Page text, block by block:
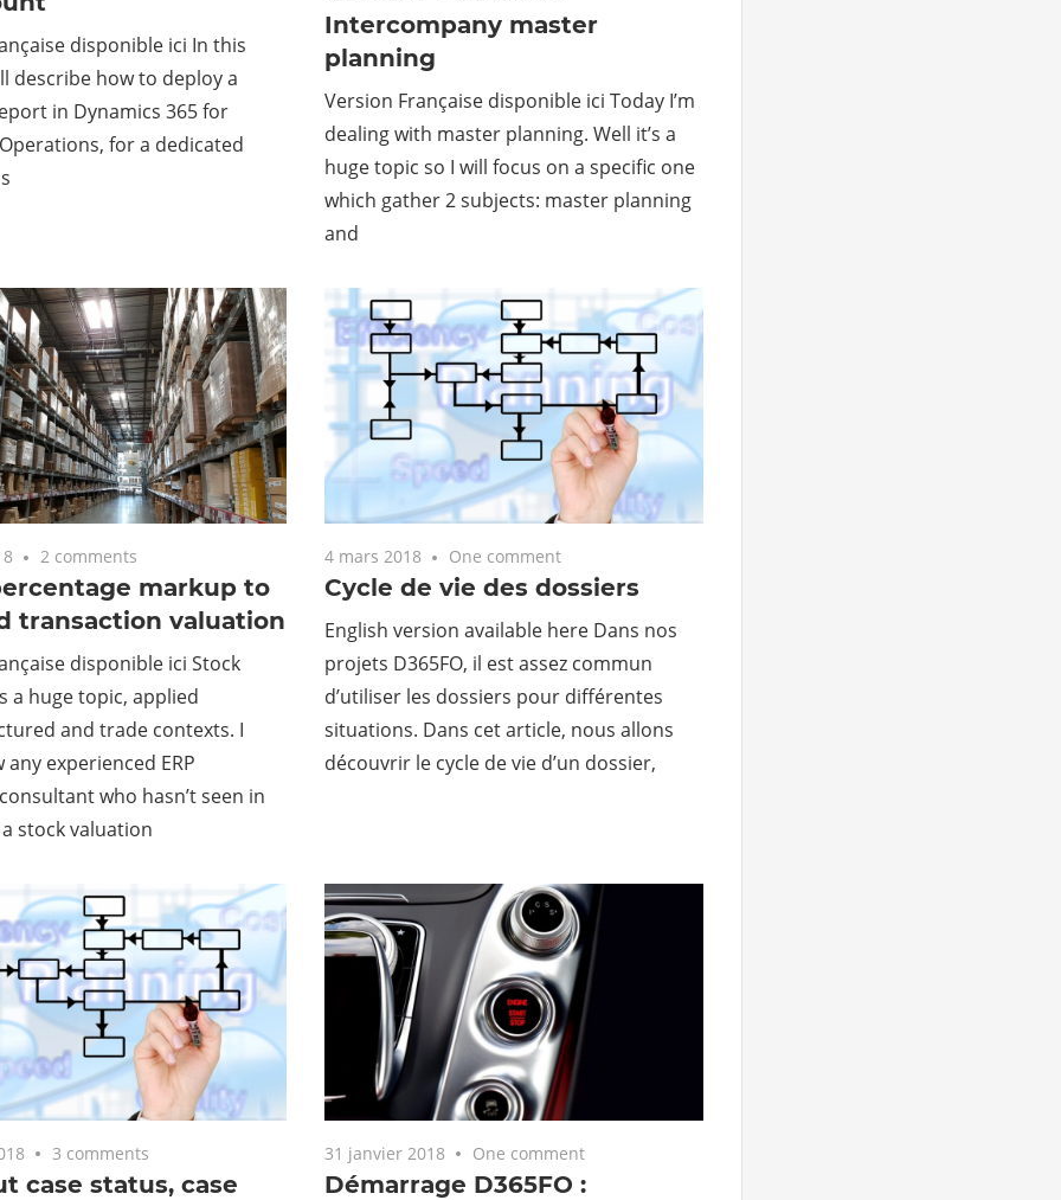
disponible ici In this
describe how to deploy a
in Dynamics 365 for
for a dedicated
Intercompany master
planning
Version Française disponible ici Today I’m
dealing with master planning. Well it’s a
huge topic so I will focus on a specific one
which gather 2 subjects: master planning
and
2 comments
markup to
transaction valuation
disponible ici Stock
a huge topic, applied
and trade contexts. I
any experienced ERP
who hasn’t seen in
stock valuation
4 mars 2018 One comment
Cycle de vie des dossiers
English version available here Dans nos
projets D365FO, il est assez commun
d’utiliser les dossiers pour différentes
situations. Dans cet article, nous allons
découvrir le cycle de vie d’un dossier,
3 comments
case status, case
31 janvier 2018 One comment
Démarrage D365FO :